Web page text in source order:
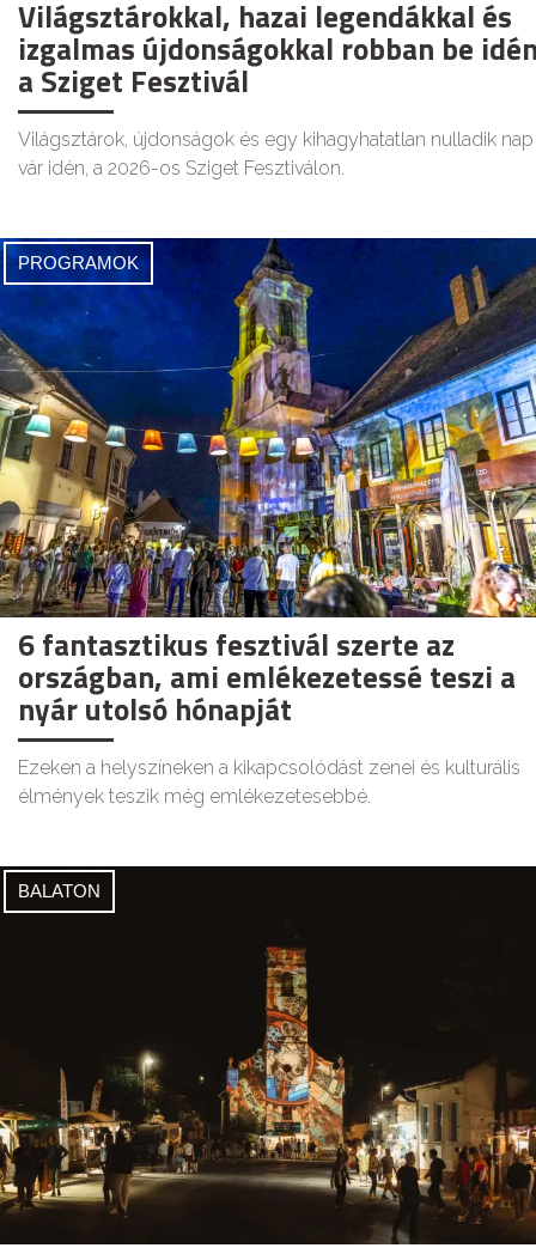
Világsztárokkal, hazai legendákkal és
izgalmas újdonságokkal robban be
a Sziget Fesztivál
Világsztárok, újdonságok és egy kihagyhatatlan nulladik nap
vár idén, a 2026-os Sziget Fesztiválon.
PROGRAMOK
6 fantasztikus fesztivál szerte az
országban, ami emlékezetessé teszi a
nyár utolsó hónapját
Ezeken a helyszíneken a kikapcsolódást zenei és kulturális
élmények teszik még emlékezetesebbé.
BALATON